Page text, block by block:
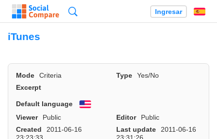
Ingresar
iTunes
Mode Criteria Type
Yes/No
Excerpt
Default language
English
Viewer
Public Editor
Public
Created
2011-06-16
Last update
2011-06-16